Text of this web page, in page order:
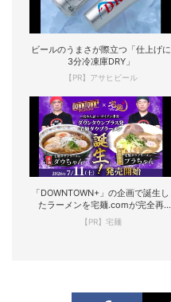
ビールのうまさが際立つ「仕上げに
3分冷凍庫DRY」
【PR】アサヒビール
「DOWNTOWN+」の企画で誕生し
たラーメンを宅麺.comが完全再
現！
【PR】宅麺